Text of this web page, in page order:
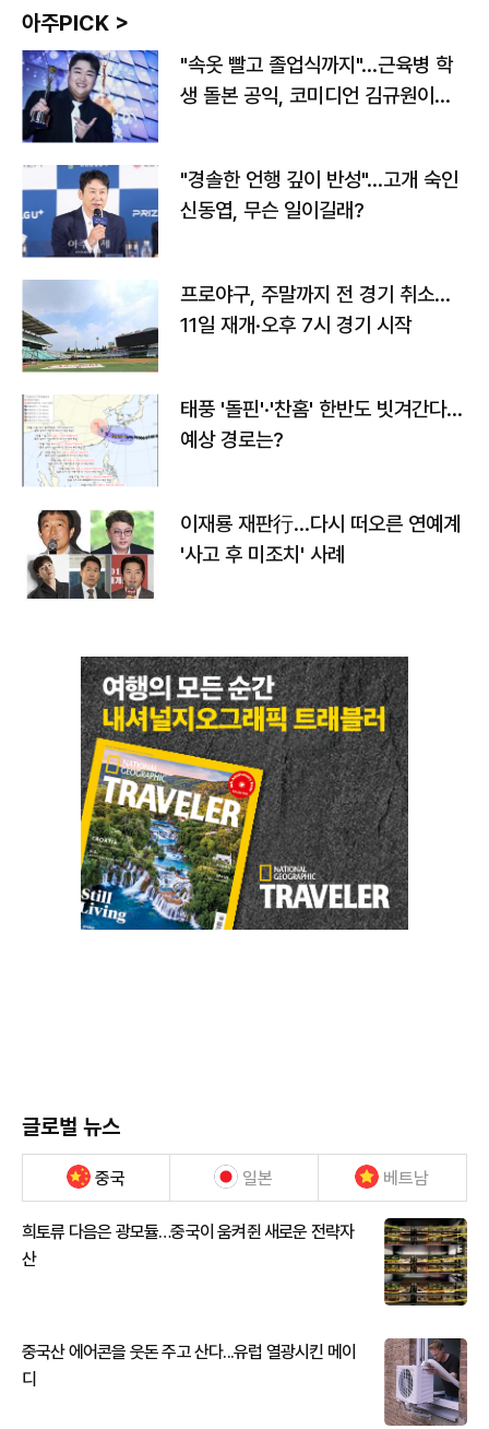
아주PICK >
"속옷 빨고 졸업식까지"…근육병 학
생 돌본 공익, 코미디언 김규원이었
"경솔한 언행 깊이 반성"…고개 숙인
신동엽, 무슨 일이길래?
프로야구, 주말까지 전 경기 취소…
11일 재개·오후 7시 경기 시작
태풍 '돌핀'·'찬홈' 한반도 빗겨간다…
예상 경로는?
이재룡 재판行…다시 떠오른 연예계
'사고 후 미조치' 사례
글로벌 뉴스
중국 일본 베트남
희토류 다음은 광모듈…중국이 움켜쥔 새로운 전략자
산
중국산 에어콘을 웃돈 주고 산다...유럽 열광시킨 메이
디